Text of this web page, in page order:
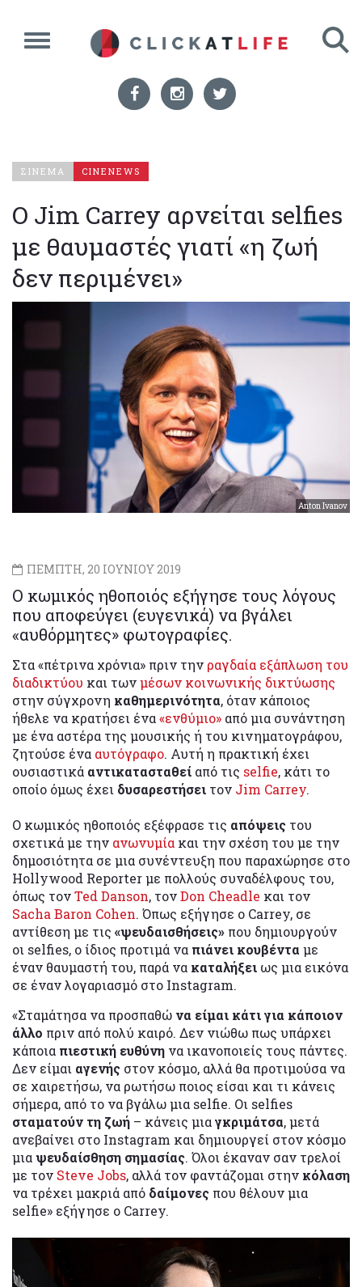
ΣΙΝΕΜΑ CINENEWS
Ο Jim Carrey αρνείται selfies
με θαυμαστές γιατί «η ζωή
δεν περιμένει»
Anton Ivanov
ΠΕΜΠΤΗ, 20 ΙΟΥΝΙΟΥ 2019
Ο κωμικός ηθοποιός εξήγησε τους λόγους
που αποφεύγει (ευγενικά) να βγάλει
«αυθόρμητες» φωτογραφίες.
Στα «πέτρινα χρόνια» πριν την ραγδαία εξάπλωση του
διαδικτύου και τωνμέσων κοινωνικής δικτύωσης
στην σύγχρονη καθημερινότητα, όταν κάποιος
ήθελε να κρατήσει ένα«ενθύμιο» από μια συνάντηση
με ένα αστέρα της μουσικής ή του κινηματογράφου,
ζητούσε ένα αυτόγραφο. Αυτή η πρακτική έχει
ουσιαστικά αντικατασταθεί από τις selfie, κάτι το
οποίο όμως έχει δυσαρεστήσει τον Jim Carrey.
Ο κωμικός ηθοποιός εξέφρασε τις απόψεις του
σχετικά με την ανωνυμία και την σχέση του με την
δημοσιότητα σε μια συνέντευξη που παραχώρησε στο
Hollywood Reporter με πολλούς συναδέλφους του,
όπως τονTed Danson, τονDon Cheadle και τον
Sacha Baron Cohen. Όπως εξήγησε ο Carrey, σε
αντίθεση με τις «ψευδαισθήσεις» που δημιουργούν
οι selfies, ο ίδιος προτιμά να πιάνει κουβένταμε
έναν θαυμαστή του, παρά να καταλήξει ως μια εικόνα
σε έναν λογαριασμό στο Instagram.
«Σταμάτησα να προσπαθώ να είμαι κάτι για κάποιον
άλλο πριν από πολύ καιρό. Δεν νιώθω πως υπάρχει
κάποια πιεστική ευθύνη να ικανοποιείς τους πάντες.
Δεν είμαι αγενής στον κόσμο, αλλά θα προτιμούσα να
σε χαιρετήσω, να ρωτήσω ποιος είσαι και τι κάνεις
σήμερα, από το να βγάλω μια selfie. Οι selfies
σταματούν τη ζωή – κάνεις μιαγκριμάτσα, μετά
ανεβαίνει στο Instagram και δημιουργεί στον κόσμο
μιαψευδαίσθηση σημασίας. Όλοι έκαναν σαν τρελοί
με τον Steve Jobs, αλλά τον φαντάζομαι στην κόλαση
να τρέχει μακριά από δαίμονες που θέλουν μια
selfie» εξήγησε ο Carrey.